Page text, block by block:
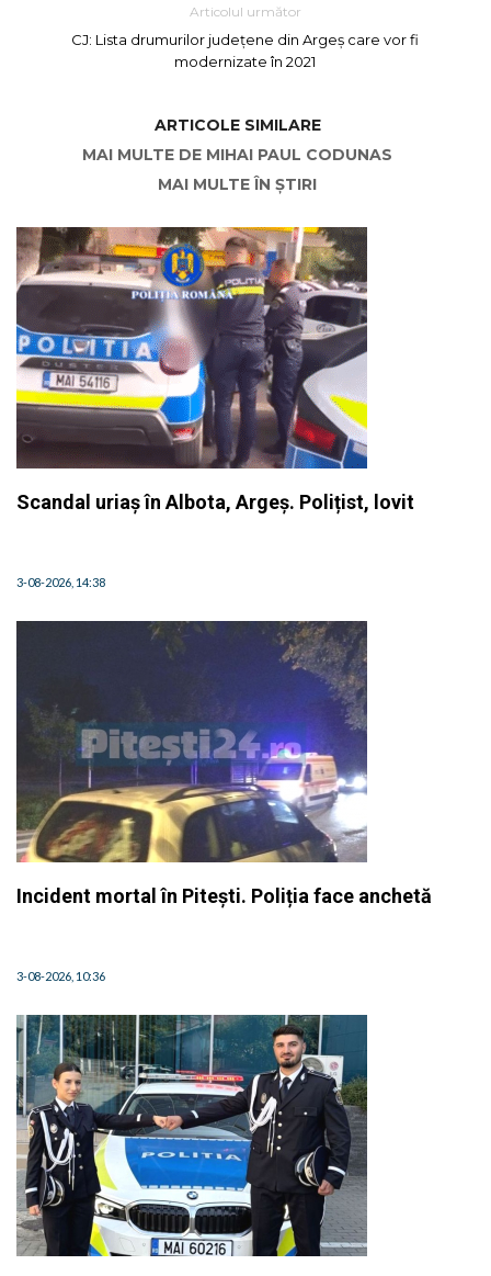
Articolul următor
CJ: Lista drumurilor județene din Argeș care vor fi
modernizate în 2021
ARTICOLE SIMILARE
MAI MULTE DE MIHAI PAUL CODUNAS
MAI MULTE ÎN ȘTIRI
Scandal uriaș în Albota, Argeș. Polițist, lovit
3-08-2026, 14:38
Incident mortal în Pitești. Poliția face anchetă
3-08-2026, 10:36